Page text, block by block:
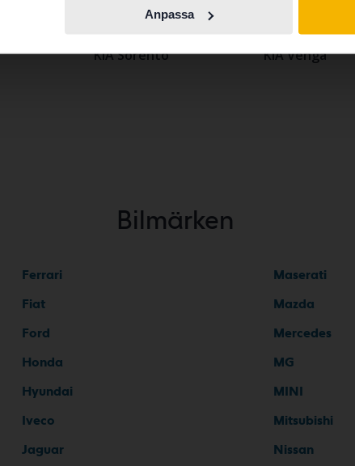
Anpassa
KIA Sorento
KIA Venga
Bilmärken
Ferrari
Fiat
Ford
Honda
Hyundai
Iveco
Jaguar
Maserati
Mazda
Mercedes
MG
MINI
Mitsubishi
Nissan